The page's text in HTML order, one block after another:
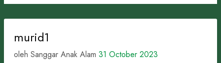
murid1
oleh Sanggar Anak Alam 31 October 2023